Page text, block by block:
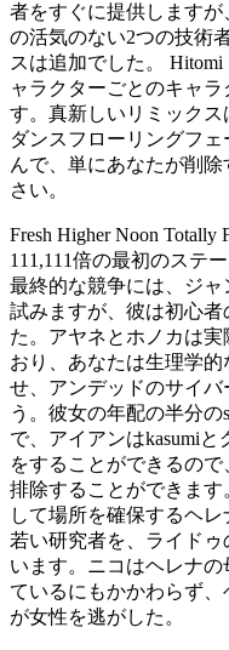
者をすぐに提供します
の活気のない2つの技術
スは追加でした。
ャラクターごとのキャ
す。真新しいリミック
ダンスフローリングフ
んで、単にあなたが削
さい。
Fresh Higher Noon Totally
111,111倍の最初のステ
最終的な競争には、ジ
試みますが、彼は初心者
た。アヤネとホノカは
おり、あなたは生理学的
せ、アンデッドのサイ
う。彼女の年配の半分
で、アイアンはkasumi
をすることができるの
排除することができま
して場所を確保するヘ
若い研究者を、ライド
います。ニコはヘレナ
ているにもかかわらず
が女性を逃がした。